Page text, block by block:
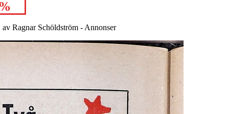
Ragnar Schöldström - Annonser